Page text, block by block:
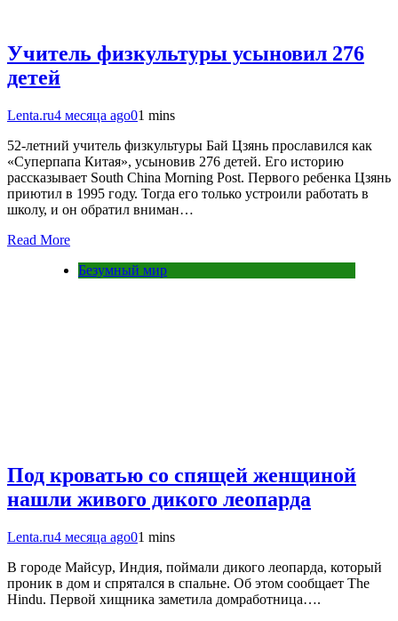
Учитель физкультуры усыновил 276
детей
Lenta.ru4 месяца ago01 mins
52-летний учитель физкультуры Бай Цзянь прославился как
«Суперпапа Китая», усыновив 276 детей. Его историю
рассказывает South China Morning Post. Первого ребенка Цзянь
приютил в 1995 году. Тогда его только устроили работать в
школу, и он обратил вниман…
Read More
Безумный мир
Под кроватью со спящей женщиной
нашли живого дикого леопарда
Lenta.ru4 месяца ago01 mins
В городе Майсур, Индия, поймали дикого леопарда, который
проник в дом и спрятался в спальне. Об этом сообщает The
Hindu. Первой хищника заметила домработница….